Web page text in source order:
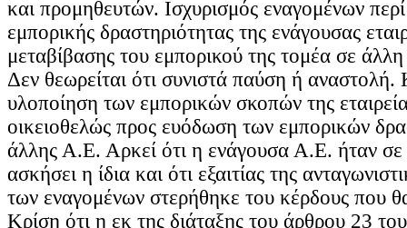
και προμηθευτών. Ισχυρισμός εναγομένων
εμπορικής δραστηριότητας της ενάγουσας
μεταβίβασης του εμπορικού της τομέα σε
Δεν θεωρείται ότι συνιστά παύση ή αναστολή.
υλοποίηση των εμπορικών σκοπών της
οικειοθελώς προς ευόδωση των εμπορικών
άλλης Α.Ε. Αρκεί ότι η ενάγουσα Α.Ε. ήταν σε
ασκήσει η ίδια και ότι εξαιτίας της
των εναγομένων στερήθηκε του κέρδους που
Κρίση ότι η εκ της διάταξης του άρθρου 23